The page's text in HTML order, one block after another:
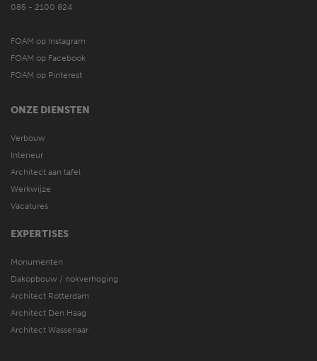
085 - 2100 824
FOAM op Instagram
FOAM op Facebook
FOAM op Pinterest
ONZE DIENSTEN
Verbouw
Interieur
Architect aan tafel
Werkwijze
Vacatures
EXPERTISES
Monumenten
Dakopbouw / nokverhoging
Architect Rotterdam
Architect Den Haag
Architect Wassenaar